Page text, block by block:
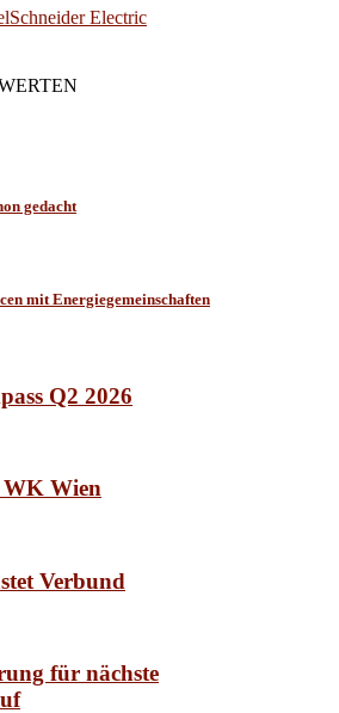
Schneider Electric
gedacht
mit Energiegemeinschaften
Q2 2026
WK Wien
Verbund
für nächste